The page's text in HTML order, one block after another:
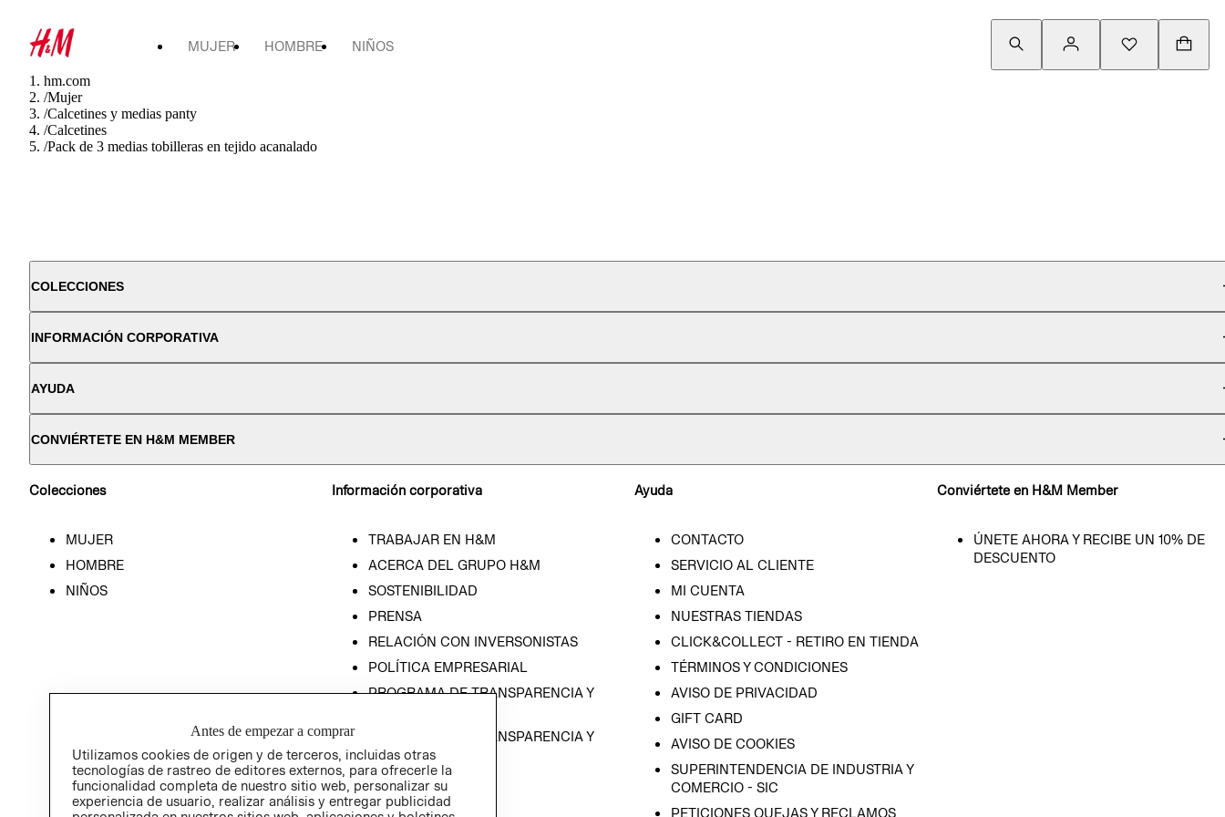
MUJER HOMBRE NIÑOS
hm.com
/Mujer
/Calcetines y medias panty
/Calcetines
/Pack de 3 medias tobilleras en tejido acanalado
COLECCIONES
INFORMACIÓN CORPORATIVA
AYUDA
CONVIÉRTETE EN H&M MEMBER
Colecciones
MUJER
HOMBRE
NIÑOS
Información corporativa
TRABAJAR EN H&M
ACERCA DEL GRUPO H&M
SOSTENIBILIDAD
PRENSA
RELACIÓN CON INVERSONISTAS
POLÍTICA EMPRESARIAL
PROGRAMA DE TRANSPARENCIA Y
PROGRAMA DE TRANSPARENCIA Y
ÉTICA (INGLÉS)
Ayuda
CONTACTO
SERVICIO AL CLIENTE
MI CUENTA
NUESTRAS TIENDAS
CLICK&COLLECT - RETIRO EN TIENDA
TÉRMINOS Y CONDICIONES
AVISO DE PRIVACIDAD
GIFT CARD
AVISO DE COOKIES
SUPERINTENDENCIA DE INDUSTRIA Y
COMERCIO - SIC
PETICIONES QUEJAS Y RECLAMOS
Conviértete en H&M Member
ÚNETE AHORA Y RECIBE UN 10% DE
DESCUENTO
Antes de empezar a comprar
Utilizamos cookies de origen y de terceros, incluidas otras
tecnologías de rastreo de editores externos, para ofrecerle la
funcionalidad completa de nuestro sitio web, personalizar su
experiencia de usuario, realizar análisis y entregar publicidad